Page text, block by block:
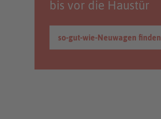
bis vor die Haustür
so-gut-wie-Neuwagen finden